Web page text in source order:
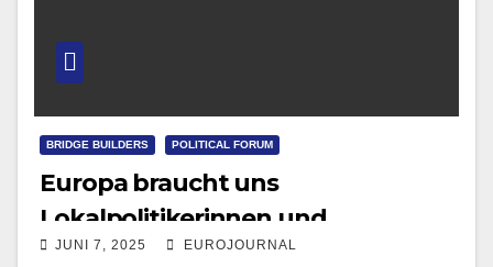
BRIDGE BUILDERS POLITICAL FORUM
Europa braucht uns
Lokalpolitikerinnen und
Lokalpolitiker!
JUNI 7, 2025 EUROJOURNAL